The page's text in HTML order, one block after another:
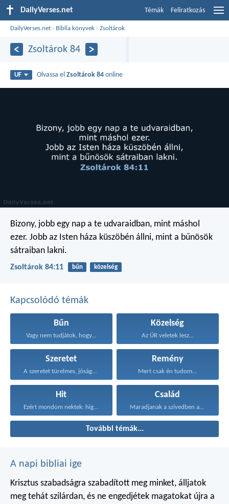
DailyVerses.net Témák Feliratkozás
DailyVerses.net › Biblia könyvek ›Zsoltárok
Zsoltárok 84
UF Olvassa elZsoltárok 84 online
Bizony, jobb egy nap a te udvaraidban, mint máshol
ezer. Jobb az Isten háza küszöbén állni, mint a bűnösök
sátraiban lakni.
Zsoltárok 84:11 bűn közelség
Kapcsolódó témák
Bűn
Vagy nem tudjátok, hogy...
Közelség
Az ÚR veletek lesz...
Szeretet
A szeretet türelmes, jóságos...
Remény
Mert csak én tudom...
Hit
Ezért mondom nektek: higgyétek...
Család
Maradjanak a szívedben azok...
További témák...
A napi bibliai ige
Krisztus szabadságra szabadított meg minket, álljatok
meg tehát szilárdan, és ne engedjétek magatokat újra a